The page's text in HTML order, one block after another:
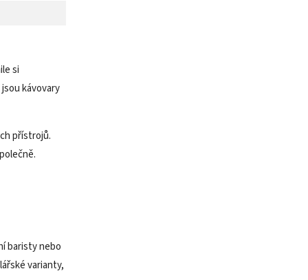
si
kávovary
přístrojů.
baristy nebo
varianty,